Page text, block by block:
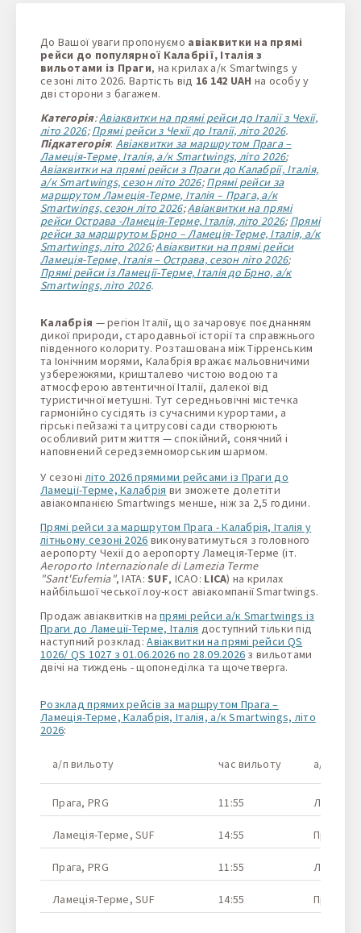
До Вашої уваги пропонуємо авіаквитки на прямі
рейси до популярної Калабрії, Італія з
вильотами із Праги, на крилах а/к Smartwings у
сезоні літо 2026. Вартість від 16 142 UAH на особу у
дві сторони з багажем.
Категорія:Авіаквитки на прямі рейси до Італії з Чехії,
літо 2026;Прямі рейси з Чехії до Італії, літо 2026.
Підкатегорія: Авіаквитки за маршрутом Прага –
Ламеція-Терме, Італія, а/к Smartwings, літо 2026;
Авіаквитки на прямі рейси з Праги до Калабрії, Італія,
а/к Smartwings, сезон літо 2026;Прямі рейси за
маршрутом Ламеція-Терме, Італія – Прага, а/к
Smartwings, сезон літо 2026;Авіаквитки на прямі
рейси Острава -Ламеція-Терме, Італія, літо 2026; Прямі
рейси за маршрутом Брно – Ламеція-Терме, Італія, а/к
Smartwings, літо 2026;Авіаквитки на прямі рейси
Ламеція-Терме, Італія – Острава, сезон літо 2026;
Прямі рейси із Ламеції-Терме, Італія до Брно, а/к
Smartwings, літо 2026.
Калабрія — регіон Італії, що зачаровує поєднанням
дикої природи, стародавньої історії та справжнього
південного колориту. Розташована між Тірренським
та Іонічним морями, Калабрія вражає мальовничими
узбережжями, кришталево чистою водою та
атмосферою автентичної Італії, далекої від
туристичної метушні. Тут середньовічні містечка
гармонійно сусідять із сучасними курортами, а
гірські пейзажі та цитрусові сади створюють
особливий ритм життя — спокійний, сонячний і
наповнений середземноморським шармом.
У сезоні літо 2026 прямими рейсами із Праги до
Ламеції-Терме, Калабрія ви зможете долетіти
авіакомпанією Smartwings менше, ніж за 2,5 години.
Прямі рейси за маршрутом Прага - Калабрія, Італія у
літньому сезоні 2026 виконуватимуться з головного
аеропорту Чехії до аеропорту Ламеція-Терме (іт.
Aeroporto Internazionale di Lamezia Terme
"Sant'Eufemia", IATA: SUF, ICAO: LICA) на крилах
найбільшої чеської лоу-кост авіакомпанії Smartwings.
Продаж авіаквитків напрямі рейси а/к Smartwings із
Праги до Ламеції-Терме, Італія доступний тільки під
наступний розклад:Авіаквитки на прямі рейси QS
1026/ QS 1027 з 01.06.2026 по 28.09.2026 з вильотами
двічі на тиждень - щопонеділка та щочетверга.
Розклад прямих рейсів за маршрутом Прага –
Ламеція-Терме, Калабрія, Італія, а/к Smartwings, літо
2026:
а/п вильоту час вильоту а/п
Прага, PRG 11:55
Ламеція-Терме, SUF 14:55 Прага,
Прага, PRG 11:55
Ламеція-Терме, SUF 14:55 Прага,